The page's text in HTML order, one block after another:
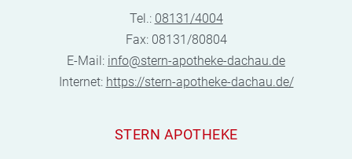
Tel.: 08131/4004
Fax: 08131/80804
E-Mail: info@stern-apotheke-dachau.de
Internet: https://stern-apotheke-dachau.de/
STERN APOTHEKE